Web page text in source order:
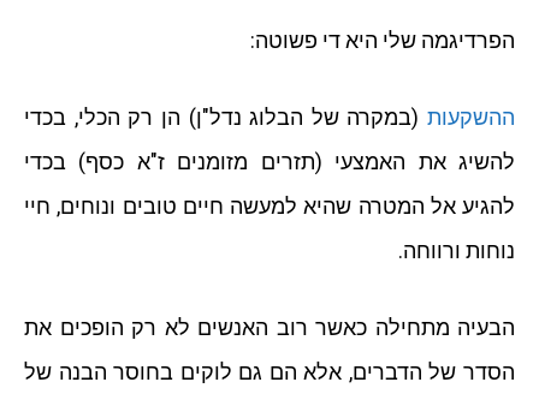
הפרדיגמה שלי היא די פשוטה:
ההשקעות (במקרה של הבלוג נדל"ן) הן רק הכלי, בכדי
להשיג את האמצעי (תזרים מזומנים ז"א כסף) בכדי
להגיע אל המטרה שהיא למעשה חיים טובים ונוחים, חיי
נוחות ורווחה.
הבעיה מתחילה כאשר רוב האנשים לא רק הופכים את
הסדר של הדברים, אלא הם גם לוקים בחוסר הבנה של